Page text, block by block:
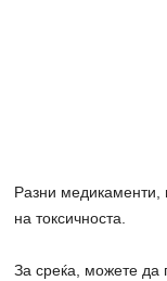
Разни медикаменти,
на токсичноста.
За среќа, можете да